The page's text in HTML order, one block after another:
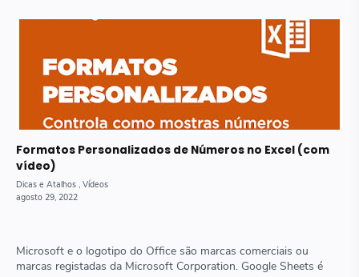
Formatos Personalizados de Números no Excel (com
vídeo)
Microsoft e o logotipo do Office são marcas comerciais ou
marcas registadas da Microsoft Corporation. Google Sheets é